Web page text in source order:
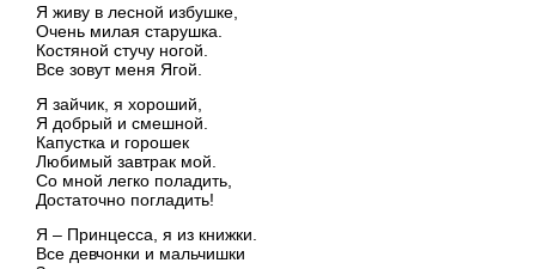
Я живу в лесной избушке,
Очень милая старушка.
Костяной стучу ногой.
Все зовут меня Ягой.
Я зайчик, я хороший,
Я добрый и смешной.
Капустка и горошек
Любимый завтрак мой.
Со мной легко поладить,
Достаточно погладить!
Я – Принцесса, я из книжки.
Все девчонки и мальчишки